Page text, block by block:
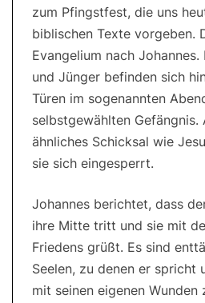
Joh
23
zum Pfingstfest, die uns
biblischen Texte vorgeben.
Evangelium nach
und Jünger befinden sich
Türen im sogenannten
selbstgewählten Gefängnis.
ähnliches Schicksal wie
sie sich eingesperrt.
Johannes berichtet, dass
ihre Mitte tritt und sie mit
Friedens grüßt. Es sind
Seelen, zu denen er spricht
mit seinen eigenen Wunden